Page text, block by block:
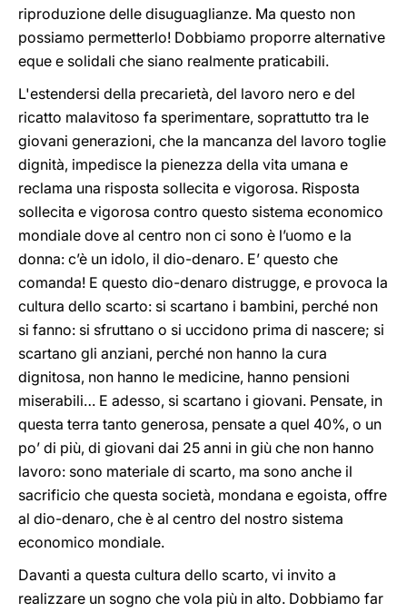
riproduzione delle disuguaglianze. Ma questo non
possiamo permetterlo! Dobbiamo proporre alternative
eque e solidali che siano realmente praticabili.
L'estendersi della precarietà, del lavoro nero e del
ricatto malavitoso fa sperimentare, soprattutto tra le
giovani generazioni, che la mancanza del lavoro toglie
dignità, impedisce la pienezza della vita umana e
reclama una risposta sollecita e vigorosa. Risposta
sollecita e vigorosa contro questo sistema economico
mondiale dove al centro non ci sono è l’uomo e la
donna: c’è un idolo, il dio-denaro. E’ questo che
comanda! E questo dio-denaro distrugge, e provoca la
cultura dello scarto: si scartano i bambini, perché non
si fanno: si sfruttano o si uccidono prima di nascere; si
scartano gli anziani, perché non hanno la cura
dignitosa, non hanno le medicine, hanno pensioni
miserabili… E adesso, si scartano i giovani. Pensate, in
questa terra tanto generosa, pensate a quel 40%, o un
po’ di più, di giovani dai 25 anni in giù che non hanno
lavoro: sono materiale di scarto, ma sono anche il
sacrificio che questa società, mondana e egoista, offre
al dio-denaro, che è al centro del nostro sistema
economico mondiale.
Davanti a questa cultura dello scarto, vi invito a
realizzare un sogno che vola più in alto. Dobbiamo far